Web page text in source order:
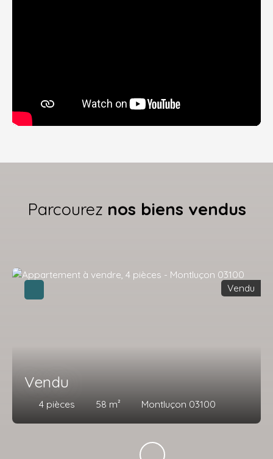
Parcourez nos biens vendus
Vendu
4 pièces 58 m² Montluçon 03100
Vendu